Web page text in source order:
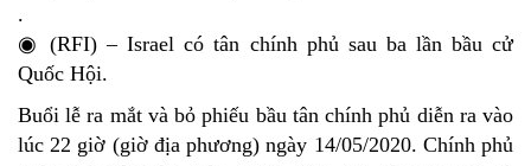
.
◉ (RFI) – Israel có tân chính phủ sau ba lần bầu cử
Quốc Hội.
Buổi lễ ra mắt và bỏ phiếu bầu tân chính phủ diễn ra vào
lúc 22 giờ (giờ địa phương) ngày 14/05/2020. Chính phủ